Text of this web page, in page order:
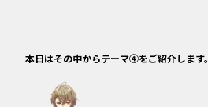
本日はその中からテーマ④をご紹介します。